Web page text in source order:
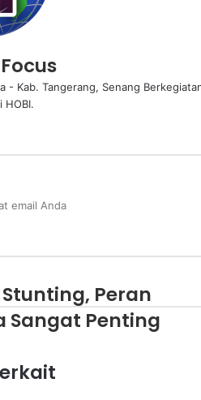
- Kab. Tangerang, Senang
HOBI.
Peran
Sangat Penting